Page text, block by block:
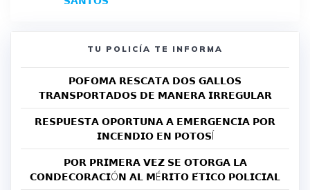
TU POLICÍA TE INFORMA
𝗣𝗢𝗙𝗢𝗠𝗔 𝗥𝗘𝗦𝗖𝗔𝗧𝗔 𝗗𝗢𝗦 𝗚𝗔𝗟𝗟𝗢𝗦
𝗧𝗥𝗔𝗡𝗦𝗣𝗢𝗥𝗧𝗔𝗗𝗢𝗦 𝗗𝗘 𝗠𝗔𝗡𝗘𝗥𝗔 𝗜𝗥𝗥𝗘𝗚𝗨𝗟𝗔𝗥
𝗥𝗘𝗦𝗣𝗨𝗘𝗦𝗧𝗔 𝗢𝗣𝗢𝗥𝗧𝗨𝗡𝗔 𝗔 𝗘𝗠𝗘𝗥𝗚𝗘𝗡𝗖𝗜𝗔 𝗣𝗢𝗥
𝗜𝗡𝗖𝗘𝗡𝗗𝗜𝗢 𝗘𝗡 𝗣𝗢𝗧𝗢𝗦Í
𝗣𝗢𝗥 𝗣𝗥𝗜𝗠𝗘𝗥𝗔 𝗩𝗘𝗭 𝗦𝗘 𝗢𝗧𝗢𝗥𝗚𝗔 𝗟𝗔
𝗖𝗢𝗡𝗗𝗘𝗖𝗢𝗥𝗔𝗖𝗜Ó𝗡 𝗔𝗟 𝗠É𝗥𝗜𝗧𝗢 𝗘́𝗧𝗜𝗖𝗢 𝗣𝗢𝗟𝗜𝗖𝗜𝗔𝗟